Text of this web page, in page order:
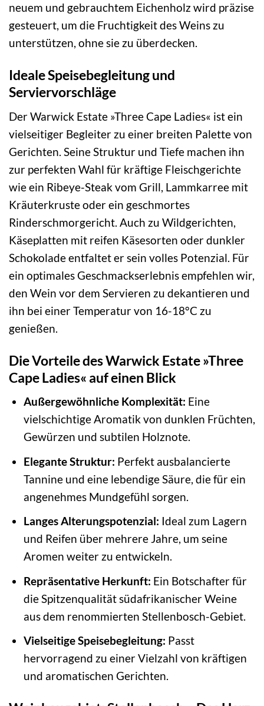
neuem und gebrauchtem Eichenholz wird präzise
gesteuert, um die Fruchtigkeit des Weins zu
unterstützen, ohne sie zu überdecken.
Ideale Speisebegleitung und
Serviervorschläge
Der Warwick Estate »Three Cape Ladies« ist ein
vielseitiger Begleiter zu einer breiten Palette von
Gerichten. Seine Struktur und Tiefe machen ihn
zur perfekten Wahl für kräftige Fleischgerichte
wie ein Ribeye-Steak vom Grill, Lammkarree mit
Kräuterkruste oder ein geschmortes
Rinderschmorgericht. Auch zu Wildgerichten,
Käseplatten mit reifen Käsesorten oder dunkler
Schokolade entfaltet er sein volles Potenzial. Für
ein optimales Geschmackserlebnis empfehlen wir,
den Wein vor dem Servieren zu dekantieren und
ihn bei einer Temperatur von 16-18°C zu
genießen.
Die Vorteile des Warwick Estate »Three
Cape Ladies« auf einen Blick
Außergewöhnliche Komplexität: Eine
vielschichtige Aromatik von dunklen Früchten,
Gewürzen und subtilen Holznote.
Elegante Struktur: Perfekt ausbalancierte
Tannine und eine lebendige Säure, die für ein
angenehmes Mundgefühl sorgen.
Langes Alterungspotenzial: Ideal zum Lagern
und Reifen über mehrere Jahre, um seine
Aromen weiter zu entwickeln.
Repräsentative Herkunft: Ein Botschafter für
die Spitzenqualität südafrikanischer Weine
aus dem renommierten Stellenbosch-Gebiet.
Vielseitige Speisebegleitung: Passt
hervorragend zu einer Vielzahl von kräftigen
und aromatischen Gerichten.